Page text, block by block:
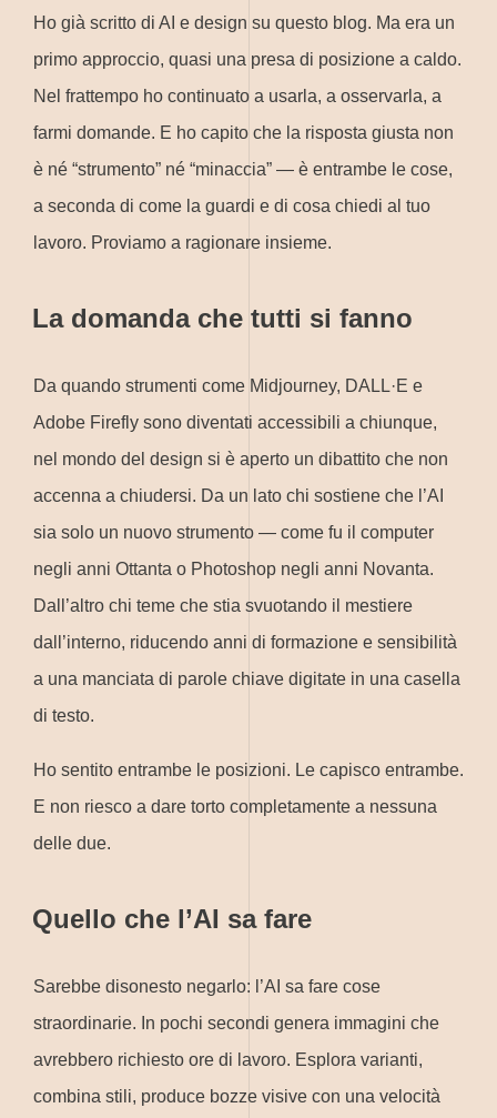
Ho già scritto di AI e design su questo blog. Ma era un
primo approccio, quasi una presa di posizione a caldo.
Nel frattempo ho continuato a usarla, a osservarla, a
farmi domande. E ho capito che la risposta giusta non
è né “strumento” né “minaccia” — è entrambe le cose,
a seconda di come la guardi e di cosa chiedi al tuo
lavoro. Proviamo a ragionare insieme.
La domanda che tutti si fanno
Da quando strumenti come Midjourney, DALL·E e
Adobe Firefly sono diventati accessibili a chiunque,
nel mondo del design si è aperto un dibattito che non
accenna a chiudersi. Da un lato chi sostiene che l’AI
sia solo un nuovo strumento — come fu il computer
negli anni Ottanta o Photoshop negli anni Novanta.
Dall’altro chi teme che stia svuotando il mestiere
dall’interno, riducendo anni di formazione e sensibilità
a una manciata di parole chiave digitate in una casella
di testo.
Ho sentito entrambe le posizioni. Le capisco entrambe.
E non riesco a dare torto completamente a nessuna
delle due.
Quello che l’AI sa fare
Sarebbe disonesto negarlo: l’AI sa fare cose
straordinarie. In pochi secondi genera immagini che
avrebbero richiesto ore di lavoro. Esplora varianti,
combina stili, produce bozze visive con una velocità